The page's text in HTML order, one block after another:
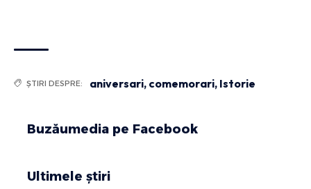
ȘTIRI DESPRE: aniversari, comemorari, Istorie
Buzăumedia pe Facebook
Ultimele știri